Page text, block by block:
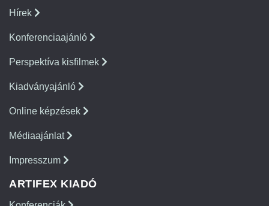
Hírek
Konferenciaajánló
Perspektíva kisfilmek
Kiadványajánló
Online képzések
Médiaajánlat
Impresszum
ARTIFEX KIADÓ